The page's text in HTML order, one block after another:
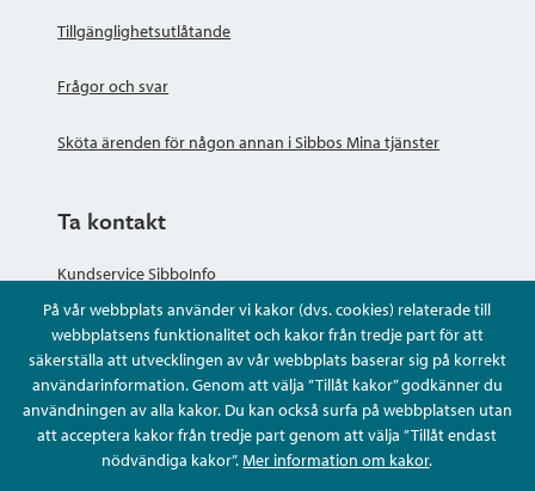
På vår webbplats använder vi kakor (dvs. cookies) relaterade till
webbplatsens funktionalitet och kakor från tredje part för att
säkerställa att utvecklingen av vår webbplats baserar sig på korrekt
användarinformation. Genom att välja ”Tillåt kakor” godkänner du
användningen av alla kakor. Du kan också surfa på webbplatsen utan
att acceptera kakor från tredje part genom att välja ”Tillåt endast
nödvändiga kakor”.Mer information om kakor.
Tillgänglighetsutlåtande
Frågor och svar
Sköta ärenden för någon annan i Sibbos Mina tjänster
Ta kontakt
Kundservice SibboInfo
Ge anonym respons
Ställ en fråga eller sköta ditt ärende
Kontaktuppgifter